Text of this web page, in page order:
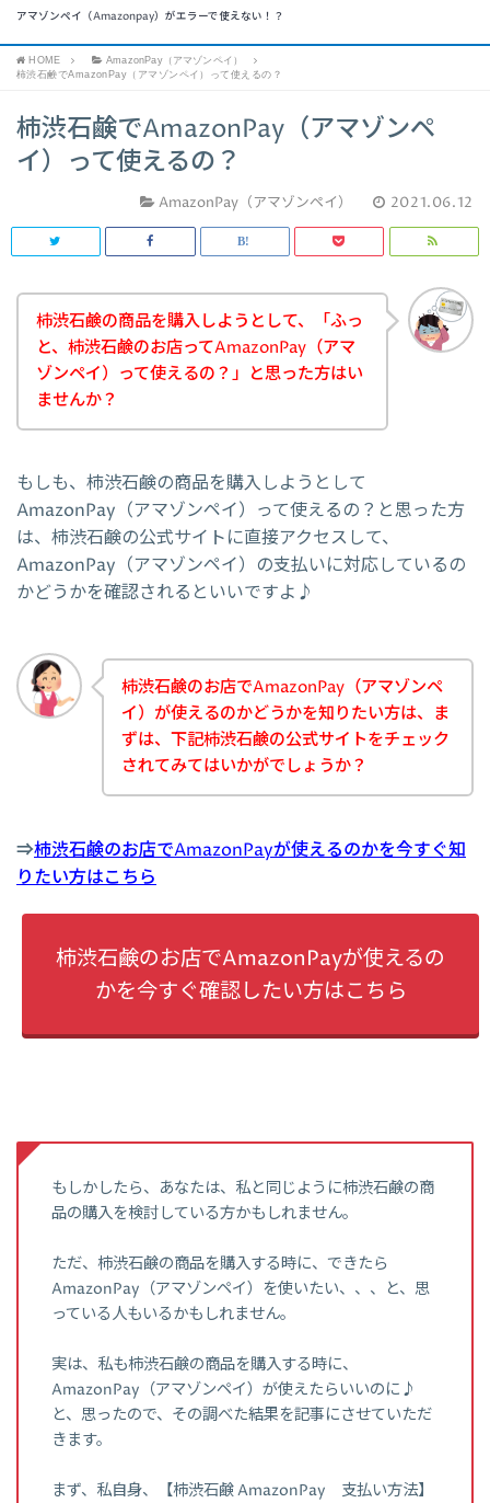
アマゾンペイ（Amazonpay）がエラーで使えない！？
HOME
AmazonPay（アマゾンペイ）
柿渋石鹸でAmazonPay（アマゾンペイ）って使えるの？
柿渋石鹸でAmazonPay（アマゾンペ
イ）って使えるの？
AmazonPay（アマゾンペイ） 2021.06.12
柿渋石鹸の商品を購入しようとして、「ふっ
と、柿渋石鹸のお店ってAmazonPay（アマ
ゾンペイ）って使えるの？」と思った方はい
ませんか？
もしも、柿渋石鹸の商品を購入しようとして
AmazonPay（アマゾンペイ）って使えるの？と思った方
は、柿渋石鹸の公式サイトに直接アクセスして、
AmazonPay（アマゾンペイ）の支払いに対応しているの
かどうかを確認されるといいですよ♪
柿渋石鹸のお店でAmazonPay（アマゾンペ
イ）が使えるのかどうかを知りたい方は、ま
ずは、下記柿渋石鹸の公式サイトをチェック
されてみてはいかがでしょうか？
⇒柿渋石鹸のお店でAmazonPayが使えるのかを今すぐ知
りたい方はこちら
柿渋石鹸のお店でAmazonPayが使えるの
かを今すぐ確認したい方はこちら
もしかしたら、あなたは、私と同じように柿渋石鹸の商
品の購入を検討している方かもしれません。
ただ、柿渋石鹸の商品を購入する時に、できたら
AmazonPay（アマゾンペイ）を使いたい、、、と、思
っている人もいるかもしれません。
実は、私も柿渋石鹸の商品を購入する時に、
AmazonPay（アマゾンペイ）が使えたらいいのに♪
と、思ったので、その調べた結果を記事にさせていただ
きます。
まず、私自身、【柿渋石鹸 AmazonPay 支払い方法】